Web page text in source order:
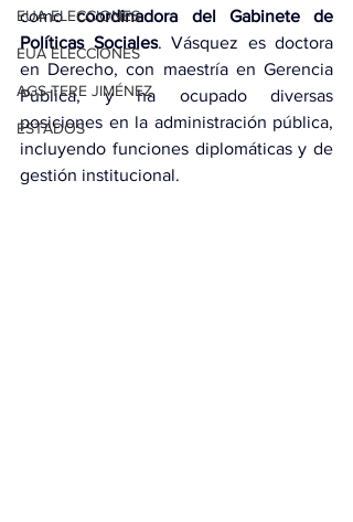
EUA ELECCIONES
EUA ELECCIONES
AGS-TERE JIMÉNEZ
ESTADOS
como coordinadora del Gabinete de
Políticas Sociales. Vásquez es doctora
en Derecho, con maestría en Gerencia
Pública, y ha ocupado diversas
posiciones en la administración pública,
incluyendo funciones diplomáticas y de
gestión institucional.